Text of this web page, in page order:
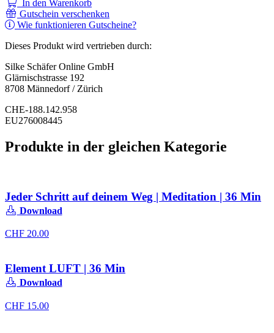
In den Warenkorb
Gutschein verschenken
Wie funktionieren Gutscheine?
Dieses Produkt wird vertrieben durch:
Silke Schäfer Online GmbH
Glärnischstrasse 192
8708 Männedorf / Zürich
CHE-188.142.958
EU276008445
Produkte in der gleichen Kategorie
Jeder Schritt auf deinem Weg | Meditation | 36 Min
Download
CHF 20.00
Element LUFT | 36 Min
Download
CHF 15.00